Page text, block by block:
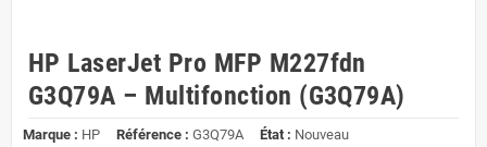
HP LaserJet Pro MFP M227fdn
G3Q79A – Multifonction (G3Q79A)
Marque : HP Référence : G3Q79A État : Nouveau